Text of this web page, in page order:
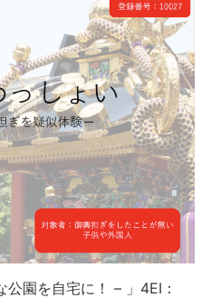
公園を自宅に！ – 」4EI：